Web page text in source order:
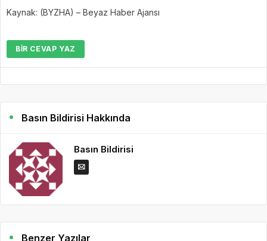
Kaynak: (BYZHA) – Beyaz Haber Ajansı
BIR CEVAP YAZ
Basın Bildirisi Hakkında
Basın Bildirisi
Benzer Yazılar